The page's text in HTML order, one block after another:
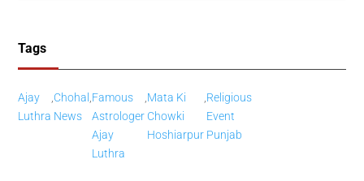
Tags
Ajay
Luthra
Chohal
News
Famous
Astrologer
Ajay
Luthra
Mata Ki
Chowki
Hoshiarpur
Religious
Event
Punjab